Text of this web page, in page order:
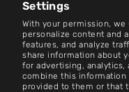
Settings
With your permission,
personalize content and
features, and analyze
share information about
for advertising, analytics,
combine this information
provided to them or that
Centro Notizie
Contatto
Carriera